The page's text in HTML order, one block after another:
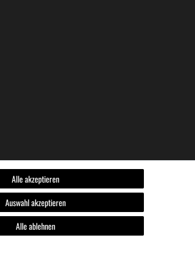
Impressum
Alle akzeptieren
Auswahl akzeptieren
Alle ablehnen